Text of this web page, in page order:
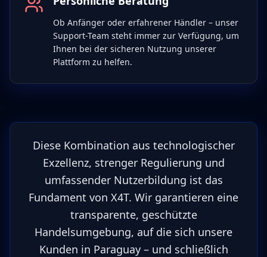
Ob Anfänger oder erfahrener Händler – unser
Support-Team steht immer zur Verfügung, um
Ihnen bei der sicheren Nutzung unserer
Plattform zu helfen.
Diese Kombination aus technologischer
Exzellenz, strenger Regulierung und
umfassender Nutzerbildung ist das
Fundament von X4T. Wir garantieren eine
transparente, geschützte
Handelsumgebung, auf die sich unsere
Kunden in Paraguay – und schließlich